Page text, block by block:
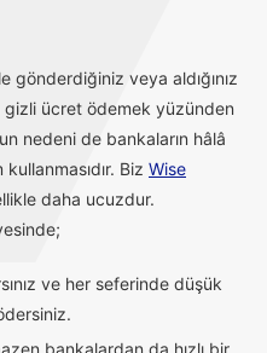
gönderdiğiniz veya aldığınız
ücret ödemek yüzünden
nedeni de bankaların hâlâ
Biz Wise
daha ucuzdur.
ve her seferinde düşük
bankalardan da hızlı bir